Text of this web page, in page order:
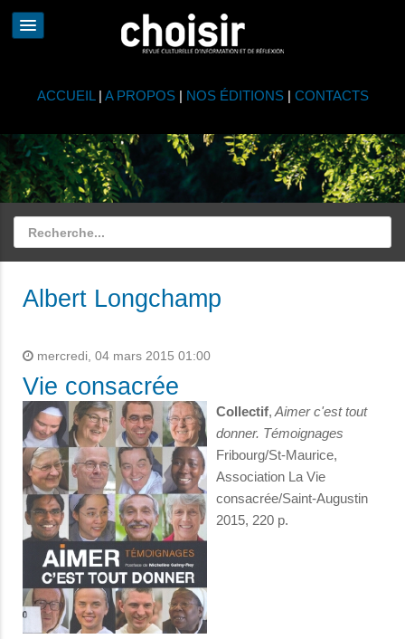
ACCUEIL | A PROPOS| NOS ÉDITIONS| CONTACTS
Albert Longchamp
mercredi, 04 mars 2015 01:00
Vie consacrée
Collectif,Aimer c'est tout
donner. Témoignages
Fribourg/St-Maurice,
Association La Vie
consacrée/Saint-Augustin
2015, 220 p.